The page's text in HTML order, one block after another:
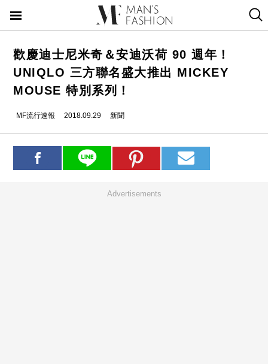
歡慶迪士尼米奇＆安迪沃荷 90 週年！
UNIQLO 三方聯名盛大推出 MICKEY
MOUSE 特別系列！
MF流行速報 2018.09.29 新聞
Advertisements